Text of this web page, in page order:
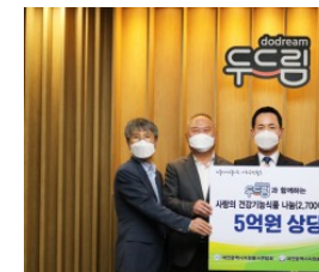
다^^쌀쌀한 날씨와 비가 오는날임에도 불구하고...